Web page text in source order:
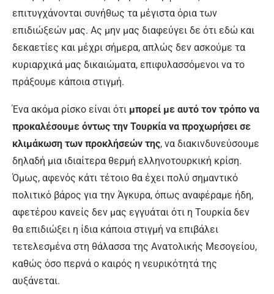
επιτυγχάνονται συνήθως τα μέγιστα όρια των
επιδιώξεών μας. Ας μην μας διαφεύγει δε ότι εδώ και
δεκαετίες και μέχρι σήμερα, απλώς δεν ασκούμε τα
κυριαρχικά μας δικαιώματα, επιφυλασσόμενοι να το
πράξουμε κάποια στιγμή.
Ένα ακόμα ρίσκο είναι ότι μπορεί με αυτό τον τρόπο να
προκαλέσουμε όντως την Τουρκία να προχωρήσει σε
κλιμάκωση των προκλήσεών της, να διακινδυνεύσουμε
δηλαδή μια ιδιαίτερα θερμή ελληνοτουρκική κρίση.
Όμως, αφενός κάτι τέτοιο θα έχει πολύ σημαντικό
πολιτικό βάρος για την Άγκυρα, όπως αναφέραμε ήδη,
αφετέρου κανείς δεν μας εγγυάται ότι η Τουρκία δεν
θα επιδιώξει η ίδια κάποια στιγμή να επιβάλει
τετελεσμένα στη θάλασσα της Ανατολικής Μεσογείου,
καθώς όσο περνά ο καιρός η νευρικότητά της
αυξάνεται.